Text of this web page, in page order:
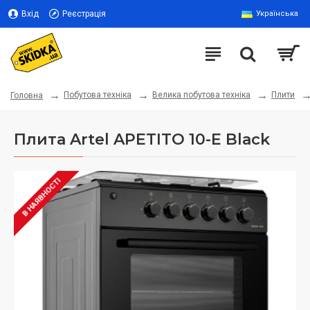
Вхід Реєстрація Українська
Головна Побутова техніка Велика побутова техніка Плити
Плита Artel APETITO 10-E Black
В НАЯВНОСТІ